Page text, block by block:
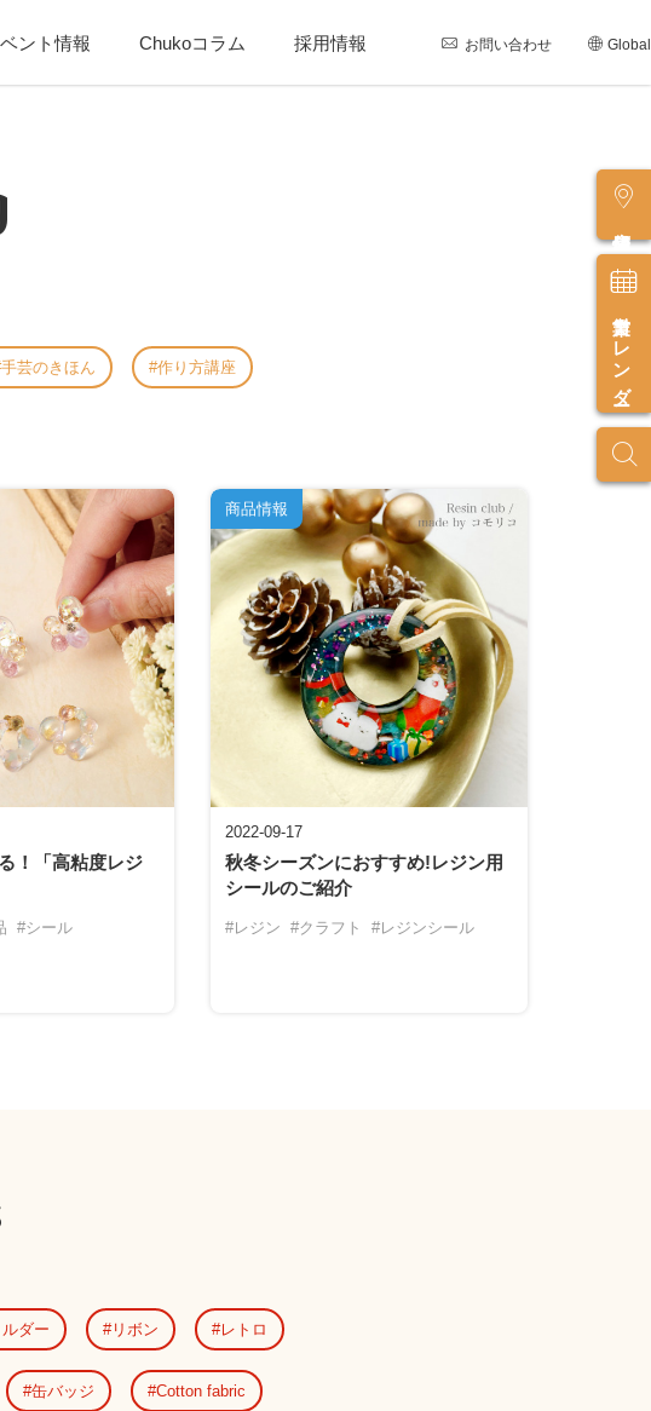
ント情報 Chukoコラム 採用情報 お問い合わせ Global
営業カレンダー
手芸のきほん 作り方講座
！「高粘度レジ
#シール
2022-09-17
秋冬シーズンにおすすめ!レジン用
シールのご紹介
#レジン #クラフト #レジンシール
商品情報
ダー リボン レトロ
缶バッジ Cotton fabric